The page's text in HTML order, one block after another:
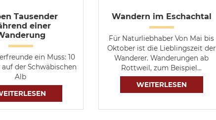
Tausender
einer
ein Muss: 10
auf der Schwäbischen
Alb
Wandern im Eschachtal
Für Naturliebhaber Von Mai bis
Oktober ist die Lieblingszeit der
Wanderer. Wanderungen ab
Rottweil, zum Beispiel…
WEITERLESEN